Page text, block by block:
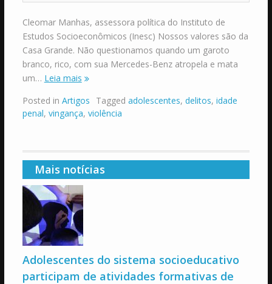
Cleomar Manhas, assessora política do Instituto de
Estudos Socioeconômicos (Inesc) Nossos valores são da
Casa Grande. Não questionamos quando um garoto
branco, rico, com sua Mercedes-Benz atropela e mata
um… Leia mais
Posted in Artigos Tagged adolescentes, delitos, idade
penal, vingança, violência
Mais notícias
Adolescentes do sistema socioeducativo
participam de atividades formativas de